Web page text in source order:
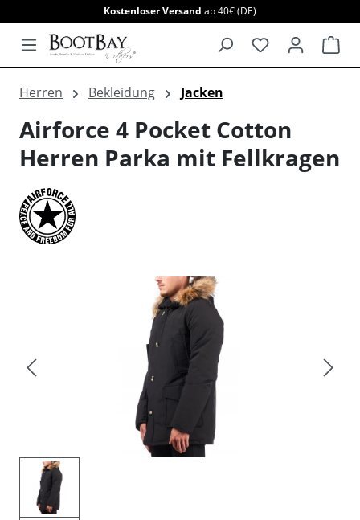
Kostenloser Versand ab 40€ (DE)
Herren Bekleidung Jacken
Airforce 4 Pocket Cotton
Herren Parka mit Fellkragen
Bildergalerie überspringen